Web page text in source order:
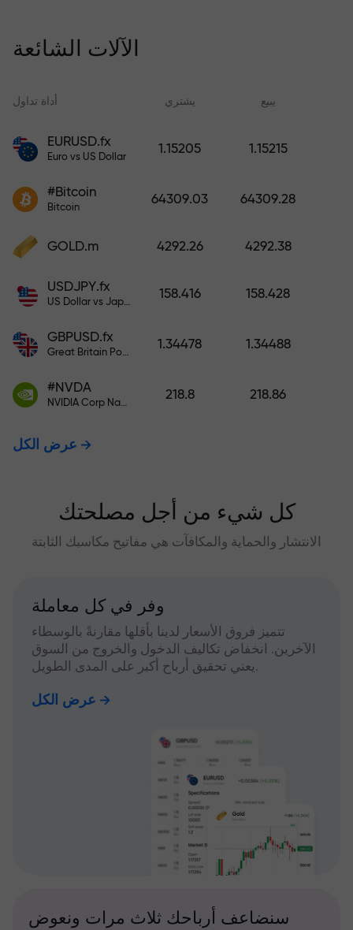
خسائرك ويضمن لك مضاعفة أرباحك
ثلاث مرات خلال ستة أشهر. تداول
مطبعياً. كلما زاد مبلغ الإيداع، زادت
الآلات الشائعة
أداة تداول يشتري يبيع
EURUSD.fx
Euro vs US Dollar
1.15205 1.15215
#Bitcoin
Bitcoin
64309.03 64309.28
GOLD.m 4292.26 4292.38
USDJPY.fx
US Dollar vs Japanese Yen
158.416 158.428
GBPUSD.fx
Great Britain Pound vs US Dollar
1.34478 1.34488
#NVDA
NVIDIA Corp Nasdaq Stock Exchange (Nasdaq) USD
218.8 218.86
عرض الكل
كل شيء من أجل مصلحتك
الانتشار والحماية والمكافآت هي مفاتيح مكاسبك الثابتة
وفر في كل معاملة
تتميز فروق الأسعار لدينا بأقلها مقارنةً بالوسطاء
الآخرين. انخفاض تكاليف الدخول والخروج من السوق
يعني تحقيق أرباح أكبر على المدى الطويل.
عرض الكل
سنضاعف أرباحك ثلاث مرات ونعوض